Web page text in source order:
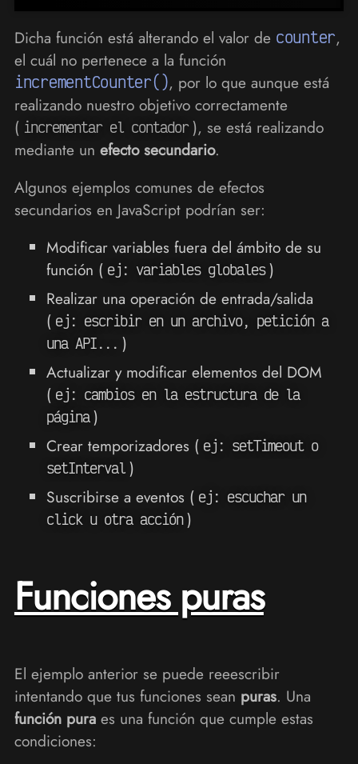
Dicha función está alterando el valor de counter,
el cuál no pertenece a la función
incrementCounter(), por lo que aunque está
realizando nuestro objetivo correctamente
( incrementar el contador ), se está realizando
mediante un efecto secundario.
Algunos ejemplos comunes de efectos
secundarios en JavaScript podrían ser:
Modificar variables fuera del ámbito de su
función ( ej: variables globales )
Realizar una operación de entrada/salida
( ej: escribir en un archivo, petición a
una API... )
Actualizar y modificar elementos del DOM
( ej: cambios en la estructura de la
página )
Crear temporizadores ( ej: setTimeout o
setInterval )
Suscribirse a eventos ( ej: escuchar un
click u otra acción )
Funciones puras
El ejemplo anterior se puede reeescribir
intentando que tus funciones sean puras. Una
función puraes una función que cumple estas
condiciones: